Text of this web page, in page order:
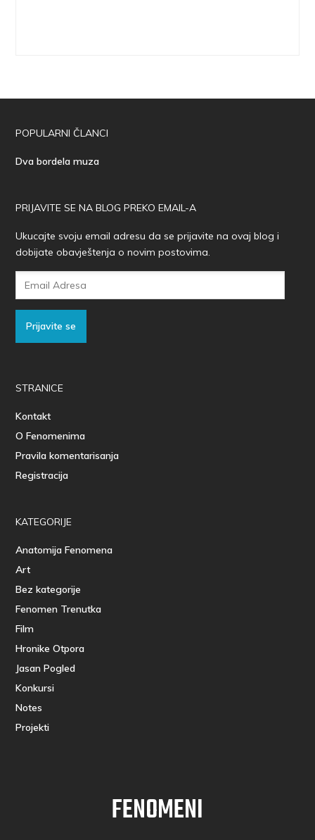
POPULARNI ČLANCI
Dva bordela muza
PRIJAVITE SE NA BLOG PREKO EMAIL-A
Ukucajte svoju email adresu da se prijavite na ovaj blog i
dobijate obavještenja o novim postovima.
Prijavite se
STRANICE
Kontakt
O Fenomenima
Pravila komentarisanja
Registracija
KATEGORIJE
Anatomija Fenomena
Art
Bez kategorije
Fenomen Trenutka
Film
Hronike Otpora
Jasan Pogled
Konkursi
Notes
Projekti
FENOMENI